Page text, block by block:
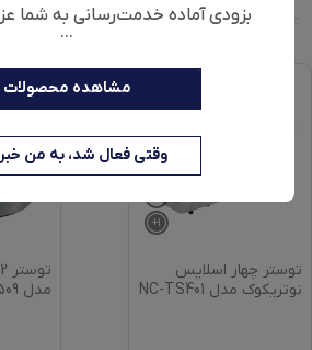
بزودی آماده خدمت‌رسانی به شما
...
مشاهده محصولات
وقتی فعال شد، به من
1
+
توستر چهار اسلایس
نوتریکوک مدل NC-TS401
مدل 1509